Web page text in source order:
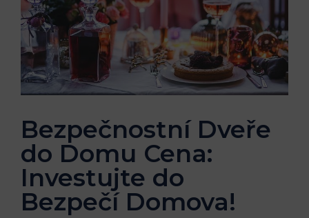
Bezpečnostní Dveře
do Domu Cena:
Investujte do
Bezpečí Domova!